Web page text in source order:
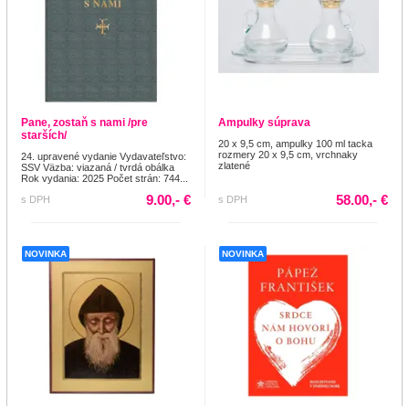
Pane, zostaň s nami /pre
starších/
24. upravené vydanie Vydavateľstvo:
SSV Väzba: viazaná / tvrdá obálka
Rok vydania: 2025 Počet strán: 744...
s DPH
9.00,- €
Ampulky súprava
20 x 9,5 cm, ampulky 100 ml tacka
rozmery 20 x 9,5 cm, vrchnaky
zlatené
s DPH 58.00,- €
NOVINKA NOVINKA